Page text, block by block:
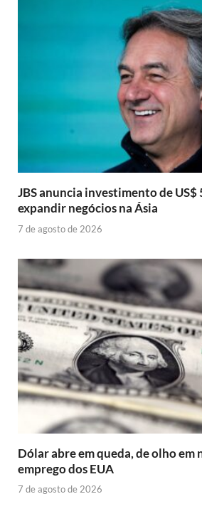
JBS anuncia investimento de US$
expandir negócios na Ásia
7 de agosto de 2026
Dólar abre em queda, de olho em
emprego dos EUA
7 de agosto de 2026